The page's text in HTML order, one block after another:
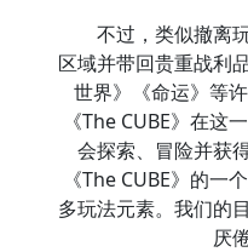
不过，类似撤离
区域并带回贵重战利
世界》《命运》等
《The CUBE》在这
会探索、冒险并获
《The CUBE》的
多玩法元素。我们的
厌